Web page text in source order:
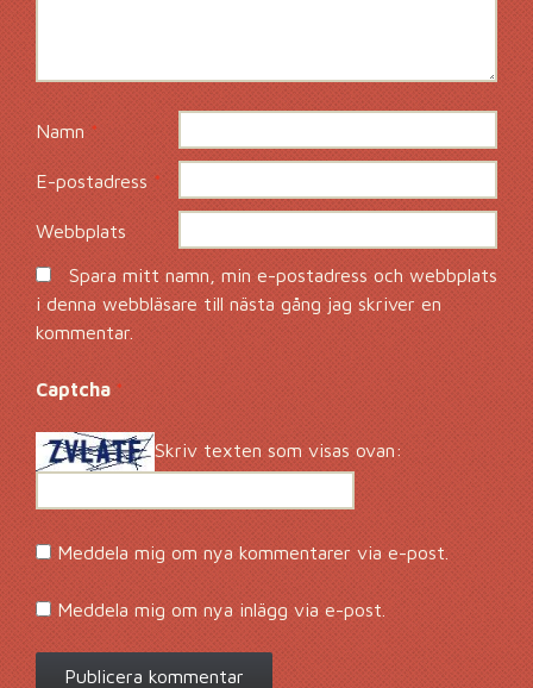
Namn*
E-postadress*
Webbplats
Spara mitt namn, min e-postadress och webbplats
i denna webbläsare till nästa gång jag skriver en
kommentar.
Captcha*
Skriv texten som visas ovan:
Meddela mig om nya kommentarer via e-post.
Meddela mig om nya inlägg via e-post.